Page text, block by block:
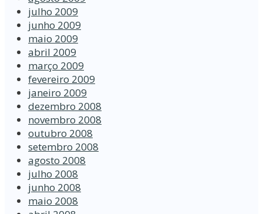
julho 2009
junho 2009
maio 2009
abril 2009
março 2009
fevereiro 2009
janeiro 2009
dezembro 2008
novembro 2008
outubro 2008
setembro 2008
agosto 2008
julho 2008
junho 2008
maio 2008